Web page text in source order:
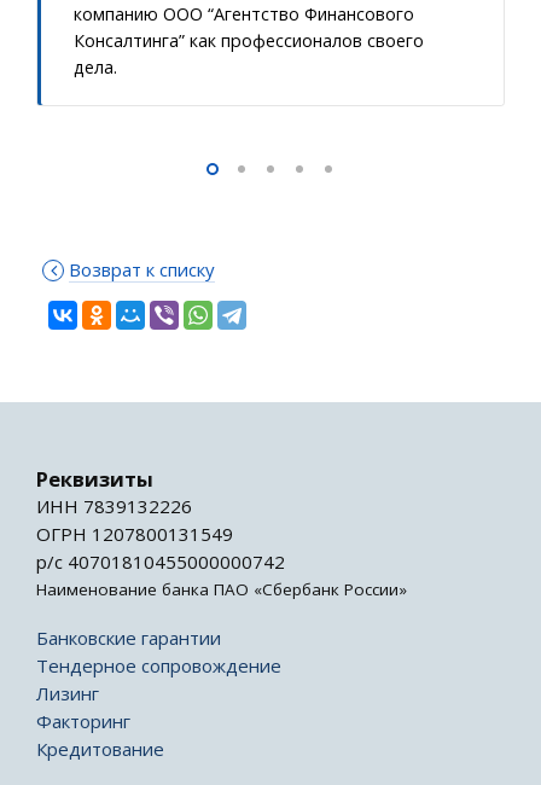
компанию ООО “Агентство Финансового
Консалтинга” как профессионалов своего
дела.
Возврат к списку
Реквизиты
ИНН 7839132226
ОГРН 1207800131549
р/с 40701810455000000742
Наименование банка ПАО «Сбербанк России»
Банковские гарантии
Тендерное сопровождение
Лизинг
Факторинг
Кредитование